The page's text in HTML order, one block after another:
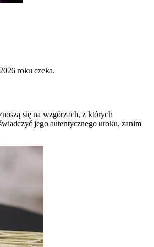
roku czeka.
się na wzgórzach, z których
jego autentycznego uroku, zanim